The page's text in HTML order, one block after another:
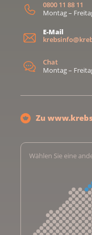
0800 11 88 11
Montag –
E-Mail
Chat
Montag –
Zu
Wählen Sie eine